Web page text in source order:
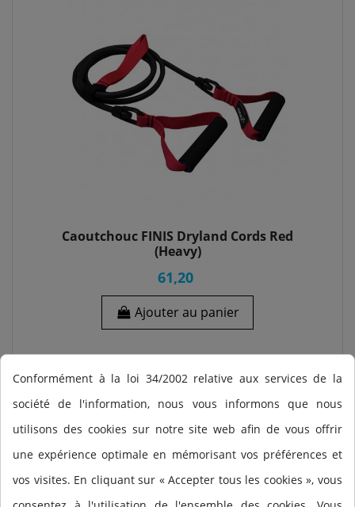
Caoutchouc FINIS Dryland Cords Red
(Heavy)
61,20
Ajouter au panier
Conformément à la loi 34/2002 relative aux services de la
société de l'information, nous vous informons que nous
utilisons des cookies sur notre site web afin de vous offrir
une expérience optimale en mémorisant vos préférences et
vos visites. En cliquant sur « Accepter tous les cookies », vous